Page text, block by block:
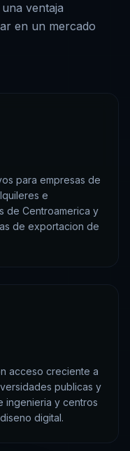
ventaja
en un mercado
para empresas de
e
de Centroamerica y
de exportacion de
acceso creciente a
publicas y
ingenieria y centros
digital.